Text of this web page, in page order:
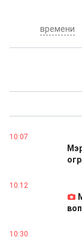
времени
10:07
10:12
10:30